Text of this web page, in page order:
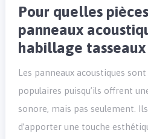
Pour quelles
panneaux
habillage tasseaux
Les panneaux acoustiques
populaires puisqu’ils offrent
sonore, mais pas seulement.
d’apporter une touche